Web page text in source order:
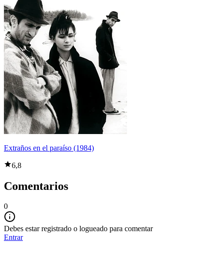
Extraños en el paraíso (1984)
6,8
Comentarios
0
Debes estar registrado o logueado para comentar
Entrar